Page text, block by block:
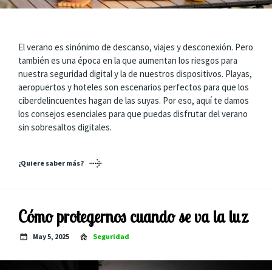
El verano es sinónimo de descanso, viajes y desconexión. Pero
también es una época en la que aumentan los riesgos para
nuestra seguridad digital y la de nuestros dispositivos. Playas,
aeropuertos y hoteles son escenarios perfectos para que los
ciberdelincuentes hagan de las suyas. Por eso, aquí te damos
los consejos esenciales para que puedas disfrutar del verano
sin sobresaltos digitales.
¿Quiere saber más?
Cómo protegernos cuando se va la luz
May 5, 2025 Seguridad